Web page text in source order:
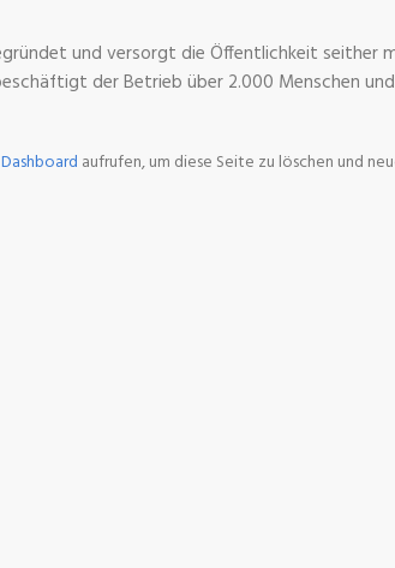
und versorgt die Öffentlichkeit
der Betrieb über 2.000 Menschen
aufrufen, um diese Seite zu löschen und